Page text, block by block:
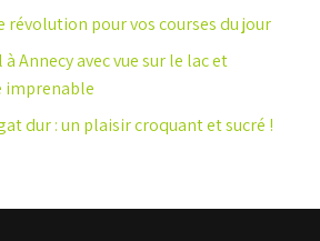
révolution pour vos courses du jour
Annecy avec vue sur le lac et
imprenable
dur : un plaisir croquant et sucré !